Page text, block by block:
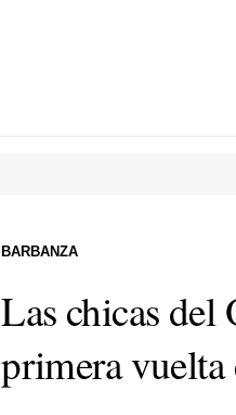
Las chicas del
primera vuelta
BARBANZA